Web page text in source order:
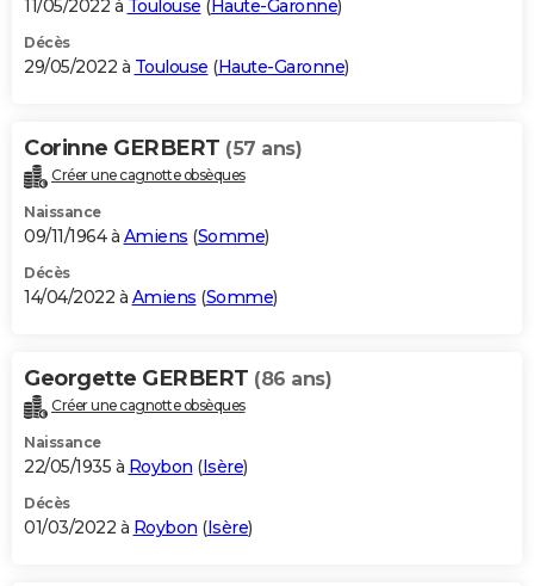
11/05/2022 à Toulouse ( Haute-Garonne)
Décès
29/05/2022 à Toulouse (Haute-Garonne)
Corinne GERBERT (57 ans)
Créer une cagnotte obsèques
Naissance
09/11/1964 à Amiens (Somme)
Décès
14/04/2022 à Amiens (Somme)
Georgette GERBERT (86 ans)
Créer une cagnotte obsèques
Naissance
22/05/1935 à Roybon (Isère)
Décès
01/03/2022 à Roybon (Isère)